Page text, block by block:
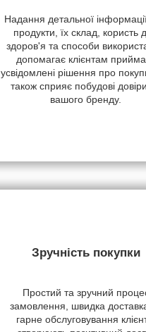
Надання детальної
продукти, їх склад, користь
здоров'я та способи
допомагає клієнтам
усвідомлені рішення про
також сприяє побудові
вашого бренду.
Зручність покупки
Простий та зручний
замовлення, швидка
гарне обслуговування